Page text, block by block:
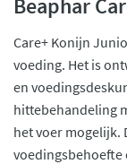
Beaphar
Care+ Konijn
voeding. Het is
en
hittebehandeling
het voer mogelijk.